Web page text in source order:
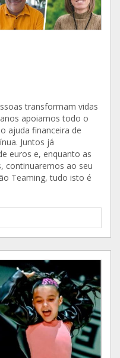
transformam vidas
apoiamos todo o
ajuda financeira de
Juntos já
euros e, enquanto as
continuaremos ao seu
Teaming, tudo isto é